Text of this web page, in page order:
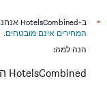
*
ב-HotelsCombined אנחנו תמיד מנסים לקבל ולהציג תמחור מדויק, עם זאת,
המחירים אינם מובטחים.
הנה למה:
HotelsCombined הם לא המוכר